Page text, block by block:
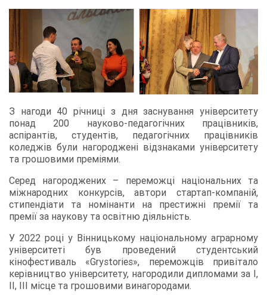
З нагоди 40 річниці з дня заснування університету
понад 200 науково-педагогічних працівників,
аспірантів, студентів, педагогічних працівників
коледжів були нагороджені відзнаками університету
та грошовими преміями.
Серед нагороджених – переможці національних та
міжнародних конкурсів, автори стартап-компаній,
стипендіати та номінанти на престижні премії та
премії за наукову та освітню діяльність.
У 2022 році у Вінницькому національному аграрному
університеті був проведений студентський
кінофестиваль «Grystories», переможців привітало
керівництво університету, нагородили дипломами за I,
II, III місце та грошовими винагородами.